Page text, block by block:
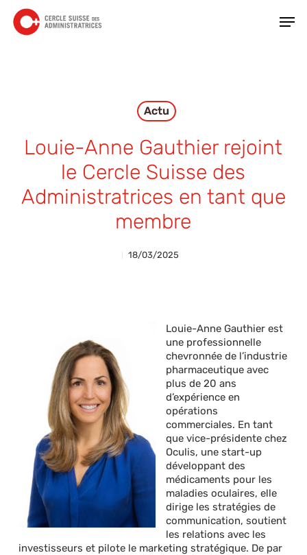
main
Actu
Louie-Anne Gauthier rejoint
le Cercle Suisse des
Administratrices en tant que
membre
18/03/2025
Louie-Anne Gauthier est
une professionnelle
chevronnée de l’industrie
pharmaceutique avec
plus de 20 ans
d’expérience en
opérations
commerciales. En tant
que vice-présidente chez
Oculis, une start-up
développant des
médicaments pour les
maladies oculaires, elle
dirige les stratégies de
communication, soutient
les relations avec les
investisseurs et pilote le marketing stratégique. De par